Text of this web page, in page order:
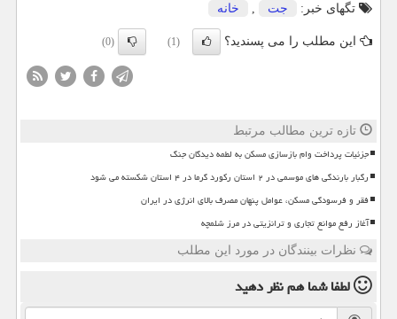
تگهای خبر:
جت خانه
این مطلب را می پسندید؟ (1)
(0)
تازه ترین مطالب مرتبط
جزئیات پرداخت وام بازسازی مسکن به لطمه دیدگان جنگ
رگبار بارندگی های موسمی در ۲ استان رکورد گرما در ۴ استان شکسته می شود
فقر و فرسودگی مسکن، عوامل پنهان مصرف بالای انرژی در ایران
آغاز رفع موانع تجاری و ترانزیتی در مرز شلمچه
نظرات بینندگان در مورد این مطلب
لطفا شما همنظر دهید